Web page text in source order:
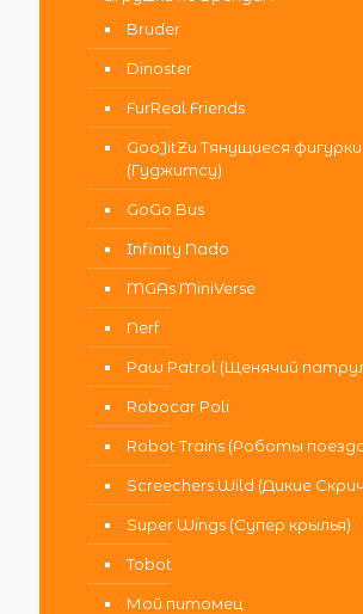
Bruder
Dinoster
FurReal Friends
GooJitZu Тянущиеся фигурки
(Гуджитсу)
GoGo Bus
Infinity Nado
MGAs MiniVerse
Nerf
Paw Patrol (Щенячий
Robocar Poli
Robot Trains (Роботы
Screechers Wild (Дикие
Super Wings (Супер крылья)
Tobot
Мой питомец